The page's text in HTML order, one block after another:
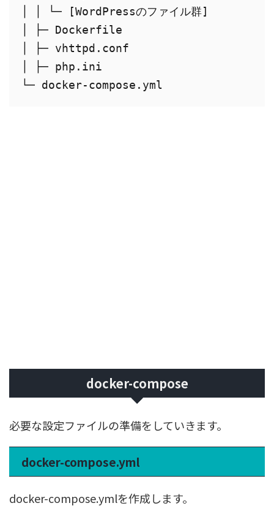
│ │ └─ [WordPressのファイル群]
│ ├─ Dockerfile
│ ├─ vhttpd.conf
│ ├─ php.ini
docker-compose
必要な設定ファイルの準備をしていきます。
docker-compose.yml
docker-compose.ymlを作成します。